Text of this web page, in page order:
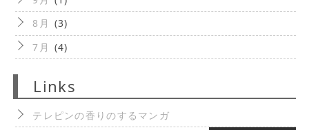
8月 (3)
7月 (4)
Links
テレピンの香りのするマンガ